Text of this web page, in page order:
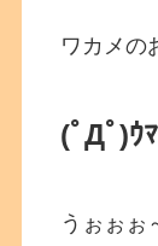
ワカメの
(ﾟДﾟ)ｳ
うぉぉぉ